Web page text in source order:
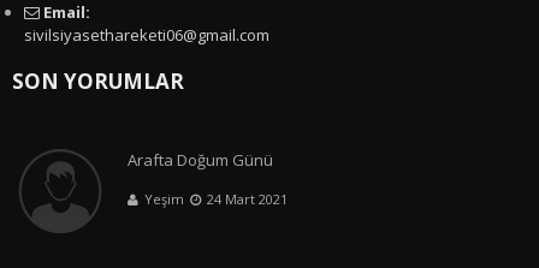
Email:
sivilsiyasethareketi06@gmail.com
SON YORUMLAR
Arafta Doğum Günü
Yeşim 24 Mart 2021